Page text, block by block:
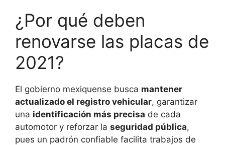
¿Por qué deben
renovarse las placas de
2021?
El gobierno mexiquense busca mantener
actualizado el registro vehicular, garantizar
una identificación más precisa de cada
automotor y reforzar la seguridad pública,
pues un padrón confiable facilita trabajos de